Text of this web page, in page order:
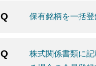
保有銘柄を一括
株式関係書類に